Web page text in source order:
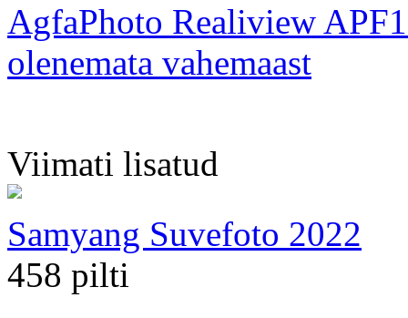
AgfaPhoto Realiview
olenemata vahemaast
Viimati lisatud
Samyang Suvefoto 2022
458 pilti